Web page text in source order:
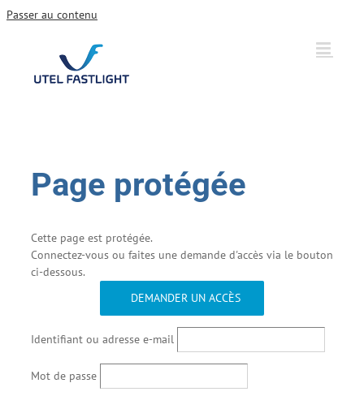
Passer au contenu
Page protégée
Cette page est protégée.
Connectez-vous ou faites une demande d'accès via le bouton
ci-dessous.
DEMANDER UN ACCÈS
Identifiant ou adresse e-mail
Mot de passe